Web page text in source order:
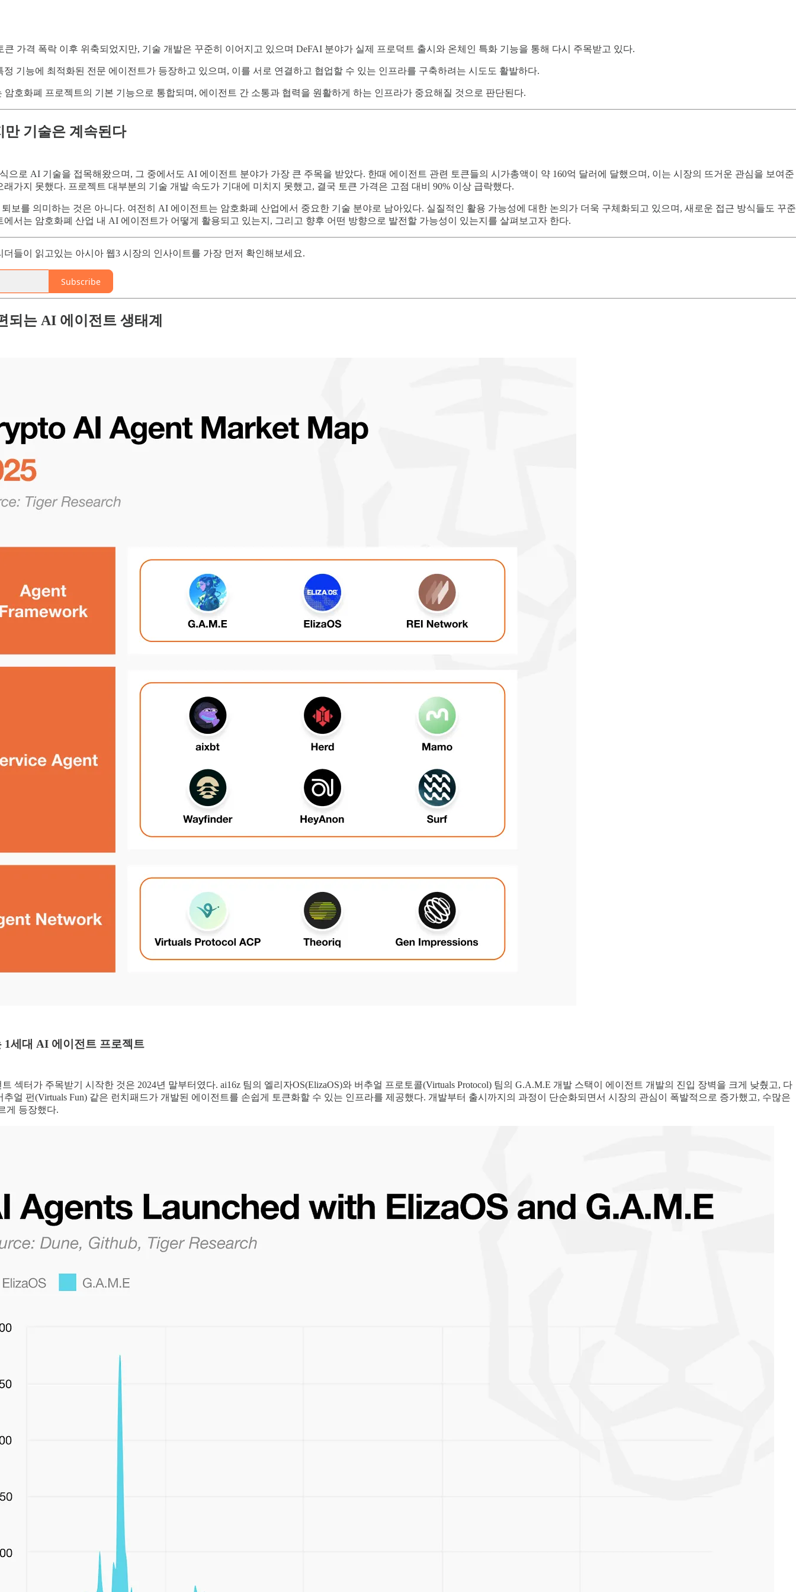
가격 폭락 이후 위축되었지만, 기술 개발은 꾸준히 이어지고 있으며 DeFAI 분야가 실제 프로덕트 출시와 온체인 특화 기능을 통해 다시 주목받고 있다.
정 기능에 최적화된 전문 에이전트가 등장하고 있으며, 이를 서로 연결하고 협업할 수 있는 인프라를 구축하려는 시도도 활발하다.
암호화폐 프로젝트의 기본 기능으로 통합되며, 에이전트 간 소통과 협력을 원활하게 하는 인프라가 중요해질 것으로 판단된다.
만 기술은 계속된다
으로 AI 기술을 접목해왔으며, 그 중에서도 AI 에이전트 분야가 가장 큰 주목을 받았다. 한때 에이전트 관련 토큰들의 시가총액이 약 160억 달러에 달했으며, 이는 시장의 뜨거운 관심을 보여준
가지 못했다. 프로젝트 대부분의 기술 개발 속도가 기대에 미치지 못했고, 결국 토큰 가격은 고점 대비 90% 이상 급락했다.
보를 의미하는 것은 아니다. 여전히 AI 에이전트는 암호화폐 산업에서 중요한 기술 분야로 남아있다. 실질적인 활용 가능성에 대한 논의가 더욱 구체화되고 있으며, 새로운 접근 방식들도 꾸준
에서는 암호화폐 산업 내 AI 에이전트가 어떻게 활용되고 있는지, 그리고 향후 어떤 방향으로 발전할 가능성이 있는지를 살펴보고자 한다.
더들이 읽고있는 아시아 웹3 시장의 인사이트를 가장 먼저 확인해보세요.
Subscribe
되는 AI 에이전트 생태계
1세대 AI 에이전트 프로젝트
섹터가 주목받기 시작한 것은 2024년 말부터였다. ai16z 팀의 엘리자OS(ElizaOS)와 버추얼 프로토콜(Virtuals Protocol) 팀의 G.A.M.E 개발 스택이 에이전트 개발의 진입 장벽을 크게 낮췄고, 다
얼 펀(Virtuals Fun) 같은 런치패드가 개발된 에이전트를 손쉽게 토큰화할 수 있는 인프라를 제공했다. 개발부터 출시까지의 과정이 단순화되면서 시장의 관심이 폭발적으로 증가했고, 수많은
게 등장했다.